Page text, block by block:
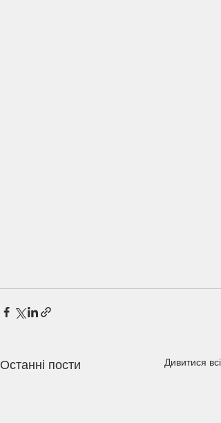
Останні пости Дивитися всі